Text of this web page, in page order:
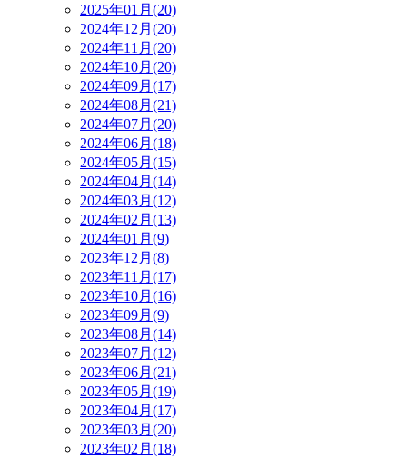
2025年01月(20)
2024年12月(20)
2024年11月(20)
2024年10月(20)
2024年09月(17)
2024年08月(21)
2024年07月(20)
2024年06月(18)
2024年05月(15)
2024年04月(14)
2024年03月(12)
2024年02月(13)
2024年01月(9)
2023年12月(8)
2023年11月(17)
2023年10月(16)
2023年09月(9)
2023年08月(14)
2023年07月(12)
2023年06月(21)
2023年05月(19)
2023年04月(17)
2023年03月(20)
2023年02月(18)